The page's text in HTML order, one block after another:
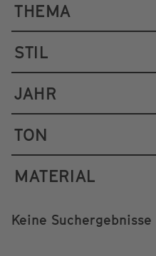
THEMA
STIL
JAHR
TON
MATERIAL
Keine